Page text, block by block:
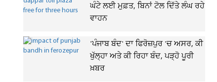
ਘੰਟੇ ਲਈ ਮੁਫ਼ਤ, ਬਿਨਾਂ ਟੋਲ ਦਿੱਤੇ ਲੰਘ ਰਹੇ
ਵਾਹਨ
'ਪੰਜਾਬ ਬੰਦ' ਦਾ ਫਿਰੋਜ਼ਪੁਰ 'ਚ ਅਸਰ, ਕੀ
ਖੁੱਲ੍ਹਾ ਅਤੇ ਕੀ ਰਿਹਾ ਬੰਦ, ਪੜ੍ਹੋ ਪੂਰੀ
ਖ਼ਬਰ